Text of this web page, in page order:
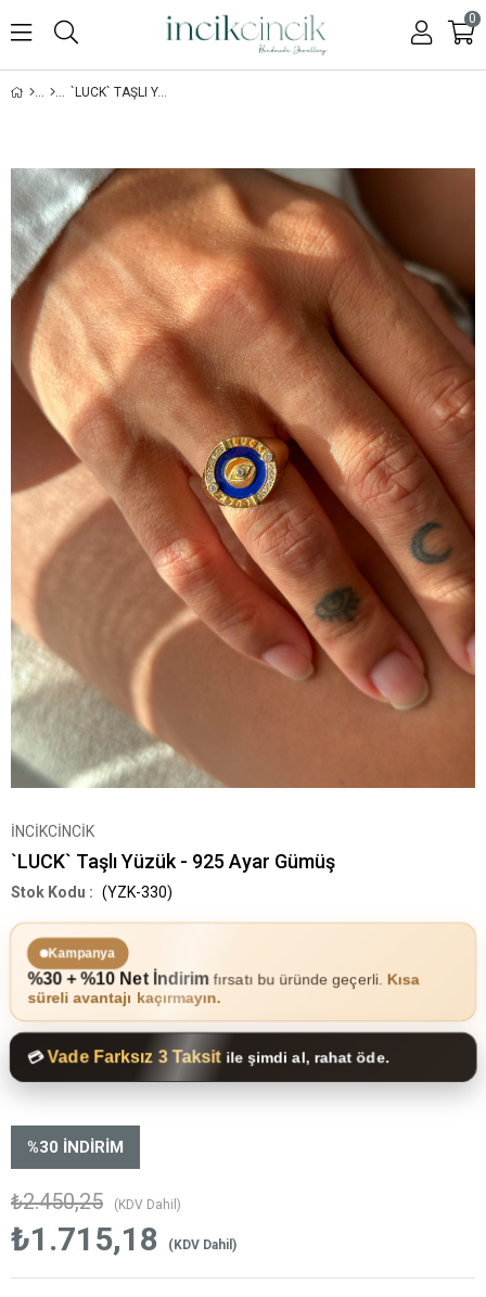
0
`LUCK` TAŞLI YÜZÜK - 925 AYAR GÜMÜŞ
İNCİKCİNCİK
`LUCK` Taşlı Yüzük - 925 Ayar Gümüş
(YZK-330)
Kampanya
%30 + %10 Net İndirimfırsatı bu üründe geçerli. Kısa
süreli avantajı kaçırmayın.
💳Vade Farksız 3 Taksitile şimdi al, rahat öde.
%30 İNDIRIM
₺2.450,25 (KDV Dahil)
₺1.715,18 (KDV Dahil)